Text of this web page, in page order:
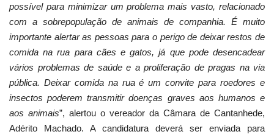
possível para minimizar um problema mais vasto, relacionado
com a sobrepopulação de animais de companhia. É muito
importante alertar as pessoas para o perigo de deixar restos de
comida na rua para cães e gatos, já que pode desencadear
vários problemas de saúde e a proliferação de pragas na via
pública. Deixar comida na rua é um convite para roedores e
insectos poderem transmitir doenças graves aos humanos e
aos animais”, alertou o vereador da Câmara de Cantanhede,
Adérito Machado. A candidatura deverá ser enviada para